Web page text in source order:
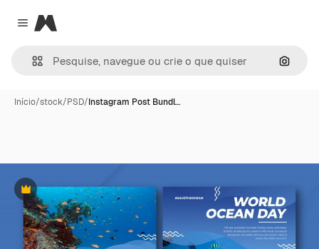
Close menu
Magnific
Início/stock/PSD/Instagram Post Bundl…
Premium